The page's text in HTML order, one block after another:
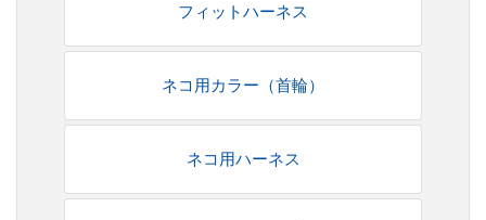
フィットハーネス
ネコ用カラー（首輪）
ネコ用ハーネス